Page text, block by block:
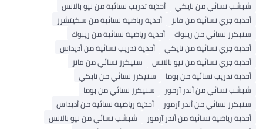
نسائي من نايكي
أحذية تدريب نسائية من نيو بالانس
جري نسائية من فانز
أحذية رياضية نسائية من سكيتشرز
نسائي من ريبوك
أحذية رياضية نسائية من ريبوك
جري نسائية من نايكي
أحذية تدريب نسائية من أديداس
جري نسائية من نيو بالانس
سنيكرز نسائي من فانز
تدريب نسائية من بوما
سنيكرز نسائي من نايكي
من أندر آرمور
سنيكرز نسائي من بوما
نسائي من أندر آرمور
أحذية رياضية نسائية من أديداس
نسائية من أندر آرمور
شبشب نسائي من نيو بالانس